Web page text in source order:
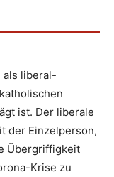
als liberal-
ist. Der liberale
der Einzelperson,
Übergriffigkeit
Krise zu